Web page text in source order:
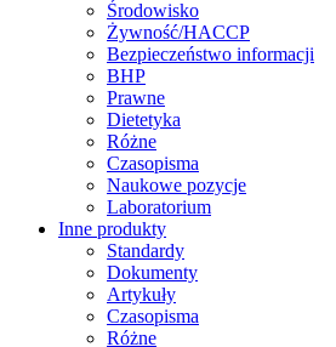
Środowisko
Żywność/HACCP
Bezpieczeństwo informacji
BHP
Prawne
Dietetyka
Różne
Czasopisma
Naukowe pozycje
Laboratorium
Inne produkty
Standardy
Dokumenty
Artykuły
Czasopisma
Różne